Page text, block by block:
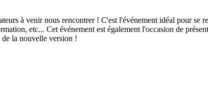
à venir nous rencontrer ! C'est l'événement idéal pour se
etc... Cet événement est également l'occasion de
la nouvelle version !